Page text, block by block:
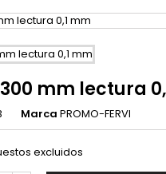
300 mm lectura
Marca PROMO-FERVI
excluidos